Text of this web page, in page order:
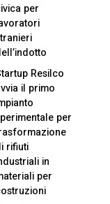
per
Resilco
il primo
per
rifiuti
in
per